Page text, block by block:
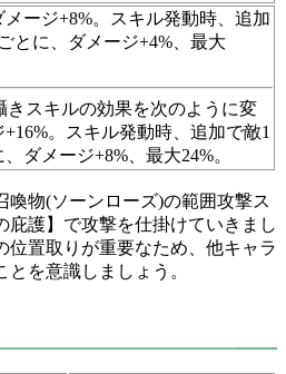
メージ+8%。スキル発動時、追加
とに、ダメージ+4%、最大
きスキルの効果を次のように変
。スキル発動時、追加で敵1
ダメージ+8%、最大24%。
喚物(ソーンローズ)の範囲攻撃ス
庇護】で攻撃を仕掛けていきまし
位置取りが重要なため、他キャラ
を意識しましょう。